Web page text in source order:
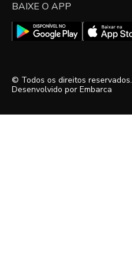
BAIXE O APP
© Todos os direitos reservados.
Desenvolvido por Embarca